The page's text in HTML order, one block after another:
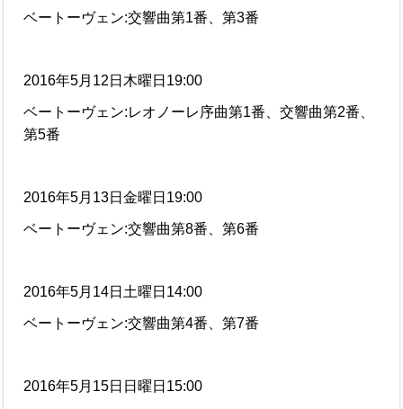
ベートーヴェン:交響曲第1番、第3番
2016年5月12日木曜日19:00
ベートーヴェン:レオノーレ序曲第1番、交響曲第2番、
第5番
2016年5月13日金曜日19:00
ベートーヴェン:交響曲第8番、第6番
2016年5月14日土曜日14:00
ベートーヴェン:交響曲第4番、第7番
2016年5月15日日曜日15:00